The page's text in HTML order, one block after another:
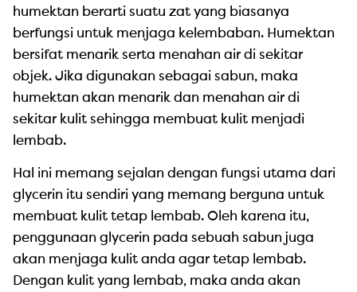
humektan berarti suatu zat yang biasanya
berfungsi untuk menjaga kelembaban. Humektan
bersifat menarik serta menahan air di sekitar
objek. Jika digunakan sebagai sabun, maka
humektan akan menarik dan menahan air di
sekitar kulit sehingga membuat kulit menjadi
lembab.
Hal ini memang sejalan dengan fungsi utama dari
glycerin itu sendiri yang memang berguna untuk
membuat kulit tetap lembab. Oleh karena itu,
penggunaan glycerin pada sebuah sabun juga
akan menjaga kulit anda agar tetap lembab.
Dengan kulit yang lembab, maka anda akan